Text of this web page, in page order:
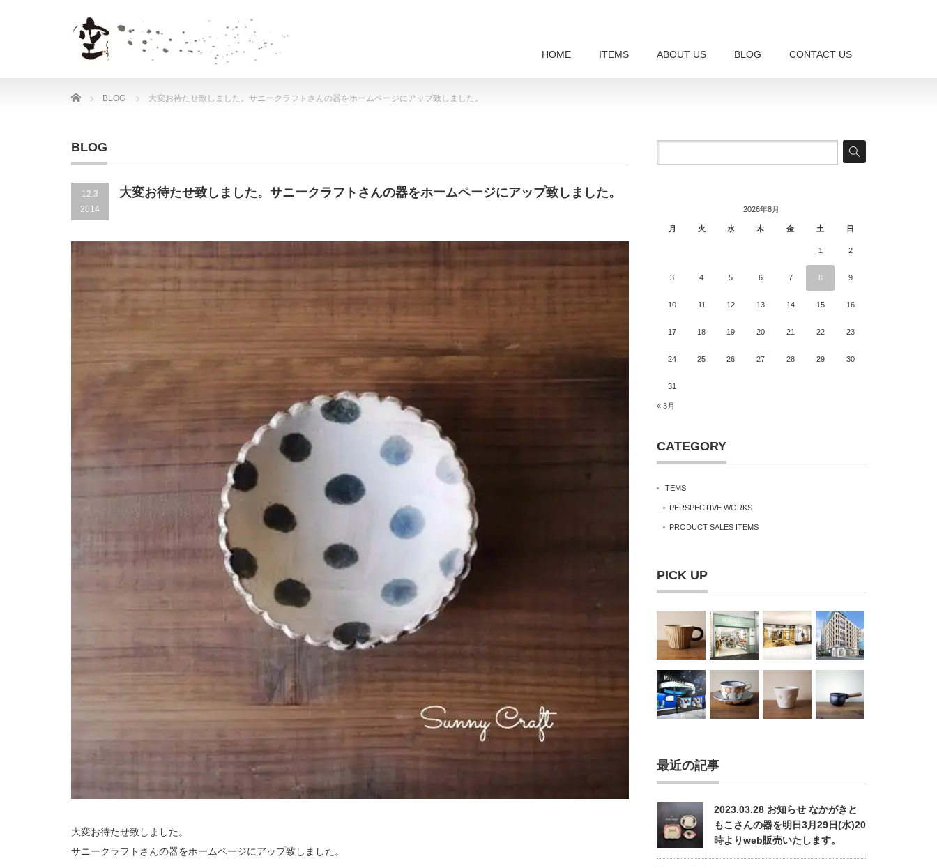
HOME ITEMS ABOUT US BLOG CONTACT US
Home BLOG 大変お待たせ致しました。サニークラフトさんの器をホームページにアップ致しました。
BLOG
12.3
2014
大変お待たせ致しました。サニークラフトさんの器をホームページにアップ致しました。
大変お待たせ致しました。
サニークラフトさんの器をホームページにアップ致しました。
2026年8月
月 火 水 木 金 土 日
1 2
3 4 5 6 7 8 9
10 11 12 13 14 15 16
17 18 19 20 21 22 23
24 25 26 27 28 29 30
31
« 3月
CATEGORY
ITEMS
PERSPECTIVE WORKS
PRODUCT SALES ITEMS
PICK UP
最近の記事
2023.03.28 お知らせ なかがきと
もこさんの器を明日3月29日(水)20
時よりweb販売いたします。